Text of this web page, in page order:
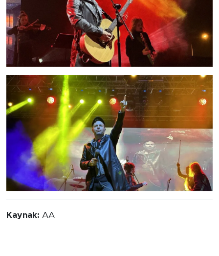
Kaynak: AA